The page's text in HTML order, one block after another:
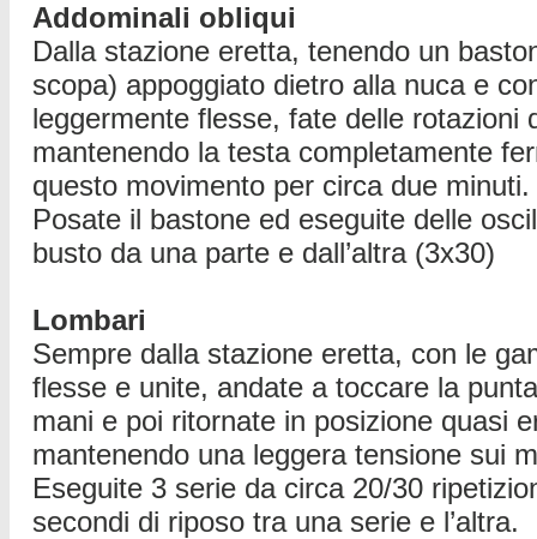
Addominali obliqui
Dalla stazione eretta, tenendo un
scopa) appoggiato dietro alla nuca e
leggermente flesse, fate delle rotazioni
mantenendo la testa completamente
questo movimento per circa due minuti.
Posate il bastone ed eseguite delle
busto da una parte e dall’altra (3x30)
Lombari
Sempre dalla stazione eretta, con le
flesse e unite, andate a toccare la
mani e poi ritornate in posizione quasi
mantenendo una leggera tensione sui
Eseguite 3 serie da circa 20/30
secondi di riposo tra una serie e l’altra.